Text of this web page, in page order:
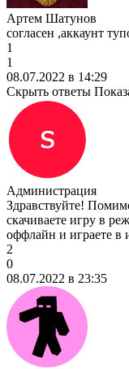
Артем Шатунов
согласен ,аккаунт
1
1
08.07.2022 в 14:29
Скрыть ответы
Администрация
Здравствуйте!
скачиваете игру в
оффлайн и играете в
2
0
08.07.2022 в 23:35